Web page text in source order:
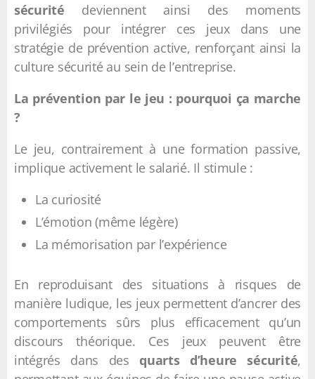
sécurité deviennent ainsi des moments
privilégiés pour intégrer ces jeux dans une
stratégie de prévention active, renforçant ainsi la
culture sécurité au sein de l’entreprise.
La prévention par le jeu : pourquoi ça marche
?
Le jeu, contrairement à une formation passive,
implique activement le salarié. Il stimule :
La curiosité
L’émotion (même légère)
La mémorisation par l’expérience
En reproduisant des situations à risques de
manière ludique, les jeux permettent d’ancrer des
comportements sûrs plus efficacement qu’un
discours théorique. Ces jeux peuvent être
intégrés dans des quarts d’heure sécurité,